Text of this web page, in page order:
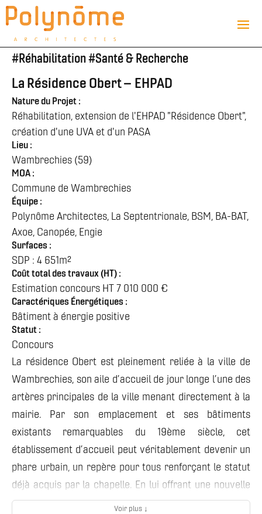
#Réhabilitation #Santé & Recherche
La résidence Obert est pleinement reliée à la ville de
Wambrechies, son aile d’accueil de jour longe l’une des
artères principales de la ville menant directement à la
mairie. Par son emplacement et ses bâtiments
existants remarquables du 19ème siècle, cet
établissement d’accueil peut véritablement devenir un
phare urbain, un repère pour tous renforçant le statut
déjà acquis par la chapelle. En lui offrant une nouvelle
image et de vraies ouvertures sur la ville,
Voir plus ↓
La Résidence Obert – EHPAD
Nature du Projet :
Réhabilitation, extension de l'EHPAD "Résidence Obert",
création d'une UVA et d'un PASA
Lieu :
Wambrechies (59)
MOA :
Commune de Wambrechies
Équipe :
Polynôme Architectes, La Septentrionale, BSM, BA-BAT,
Axoe, Canopée, Engie
Surfaces :
SDP : 4 651m²
Coût total des travaux (HT) :
Estimation concours HT 7 010 000 €
Caractériques Énergétiques :
Bâtiment à énergie positive
Statut :
Concours